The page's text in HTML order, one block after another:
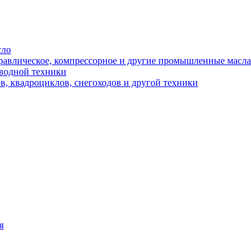
компрессорное и другие промышленные масла
техники
квадроциклов, снегоходов и другой техники